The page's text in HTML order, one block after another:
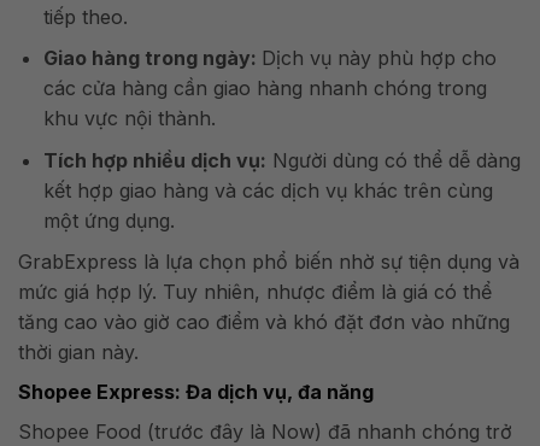
tiếp theo.
Giao hàng trong ngày: Dịch vụ này phù hợp cho
các cửa hàng cần giao hàng nhanh chóng trong
khu vực nội thành.
Tích hợp nhiều dịch vụ: Người dùng có thể dễ dàng
kết hợp giao hàng và các dịch vụ khác trên cùng
một ứng dụng.
GrabExpress là lựa chọn phổ biến nhờ sự tiện dụng và
mức giá hợp lý. Tuy nhiên, nhược điểm là giá có thể
tăng cao vào giờ cao điểm và khó đặt đơn vào những
thời gian này​.
Shopee Express: Đa dịch vụ, đa năng
Shopee Food (trước đây là Now) đã nhanh chóng trở